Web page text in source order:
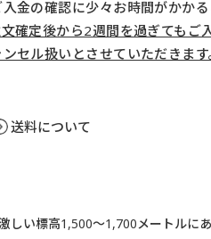
金の確認に少々お時間がかか
確定後から2週間を過ぎてもご
セル扱いとさせていただきます
送料について
い標高1,500～1,700メートルに